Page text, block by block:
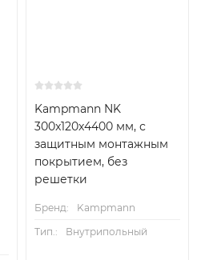
Kampmann NK
300x120x4400 мм, с
защитным монтажным
покрытием, без
решетки
Бренд:
Kampmann
Тип.:
Внутрипольный